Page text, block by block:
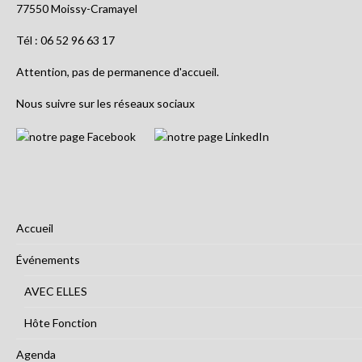
77550 Moissy-Cramayel
Tél : 06 52 96 63 17
Attention, pas de permanence d'accueil.
Nous suivre sur les réseaux sociaux
Accueil
Événements
AVEC ELLES
Hôte Fonction
Agenda